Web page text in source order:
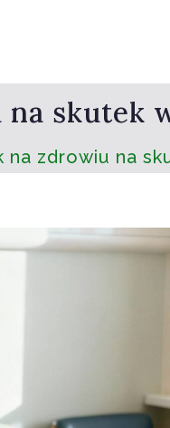
na skutek
zdrowiu na